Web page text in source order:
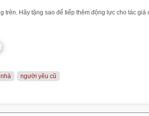
trên. Hãy tặng sao để tiếp thêm động lực cho tác
người yêu cũ